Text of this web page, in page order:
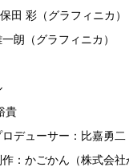
田 彩（グラフィニカ）
朗（グラフィニカ）
貴
デューサー：比嘉勇二
：かごかん（株式会社